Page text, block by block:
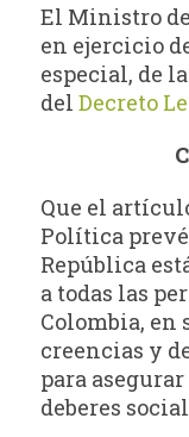
El Ministro
en ejercicio
especial, de
delDecreto
Que el
Política
República
a todas las
Colombia, en
creencias y
para
deberes